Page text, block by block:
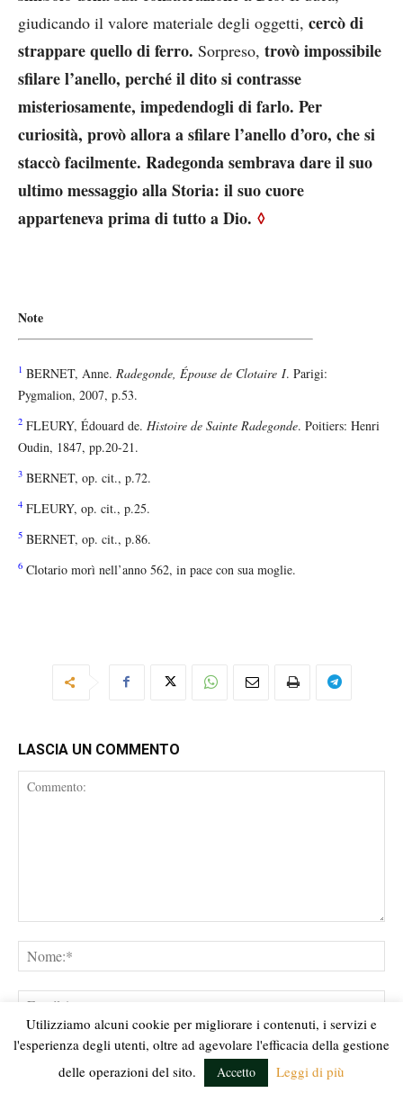
giudicando il valore materiale degli oggetti, cercò di
strappare quello di ferro. Sorpreso, trovò impossibile
sfilare l’anello, perché il dito si contrasse
misteriosamente, impedendogli di farlo. Per
curiosità, provò allora a sfilare l’anello d’oro, che si
staccò facilmente. Radegonda sembrava dare il suo
ultimo messaggio alla Storia: il suo cuore
apparteneva prima di tutto a Dio. ◊
Note
1 BERNET, Anne. Radegonde, Épouse de Clotaire I. Parigi:
Pygmalion, 2007, p.53.
2 FLEURY, Édouard de. Histoire de Sainte Radegonde. Poitiers: Henri
Oudin, 1847, pp.20-21.
3 BERNET, op. cit., p.72.
4 FLEURY, op. cit., p.25.
5 BERNET, op. cit., p.86.
6 Clotario morì nell’anno 562, in pace con sua moglie.
LASCIA UN COMMENTO
Utilizziamo alcuni cookie per migliorare i contenuti, i servizi e
l'esperienza degli utenti, oltre ad agevolare l'efficacia della gestione
delle operazioni del sito.
Accetto Leggi di più